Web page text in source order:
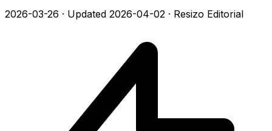
2026-03-26 · Updated 2026-04-02 · Resizo Editorial